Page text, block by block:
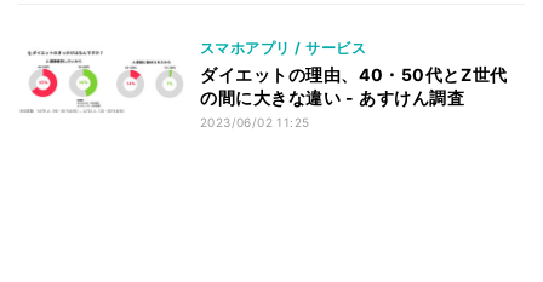
スマホアプリ / サービス
ダイエットの理由、40・50代とZ世代
の間に大きな違い - あすけん調査
2023/06/02 11:25